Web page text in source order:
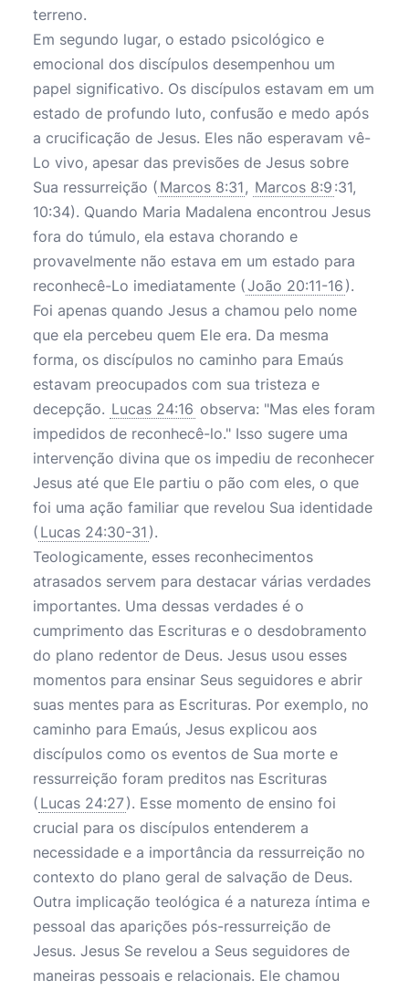
terreno.
Em segundo lugar, o estado psicológico e
emocional dos discípulos desempenhou um
papel significativo. Os discípulos estavam em um
estado de profundo luto, confusão e medo após
a crucificação de Jesus. Eles não esperavam vê-
Lo vivo, apesar das previsões de Jesus sobre
Sua ressurreição ( Marcos 8:31, Marcos 8:9 :31,
10:34). Quando Maria Madalena encontrou Jesus
fora do túmulo, ela estava chorando e
provavelmente não estava em um estado para
reconhecê-Lo imediatamente (João 20:11-16 ).
Foi apenas quando Jesus a chamou pelo nome
que ela percebeu quem Ele era. Da mesma
forma, os discípulos no caminho para Emaús
estavam preocupados com sua tristeza e
decepção. Lucas 24:16 observa: "Mas eles foram
impedidos de reconhecê-lo." Isso sugere uma
intervenção divina que os impediu de reconhecer
Jesus até que Ele partiu o pão com eles, o que
foi uma ação familiar que revelou Sua identidade
( Lucas 24:30-31 ).
Teologicamente, esses reconhecimentos
atrasados servem para destacar várias verdades
importantes. Uma dessas verdades é o
cumprimento das Escrituras e o desdobramento
do plano redentor de Deus. Jesus usou esses
momentos para ensinar Seus seguidores e abrir
suas mentes para as Escrituras. Por exemplo, no
caminho para Emaús, Jesus explicou aos
discípulos como os eventos de Sua morte e
ressurreição foram preditos nas Escrituras
( Lucas 24:27). Esse momento de ensino foi
crucial para os discípulos entenderem a
necessidade e a importância da ressurreição no
contexto do plano geral de salvação de Deus.
Outra implicação teológica é a natureza íntima e
pessoal das aparições pós-ressurreição de
Jesus. Jesus Se revelou a Seus seguidores de
maneiras pessoais e relacionais. Ele chamou